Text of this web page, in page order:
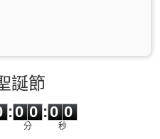
誕節
:
0
0
0
0
分
:0 0
秒